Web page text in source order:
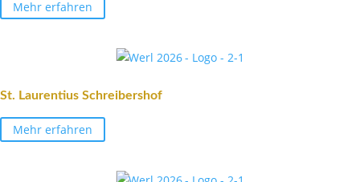
Mehr erfahren
St. Lauren­tius Schreibershof
Mehr erfahren